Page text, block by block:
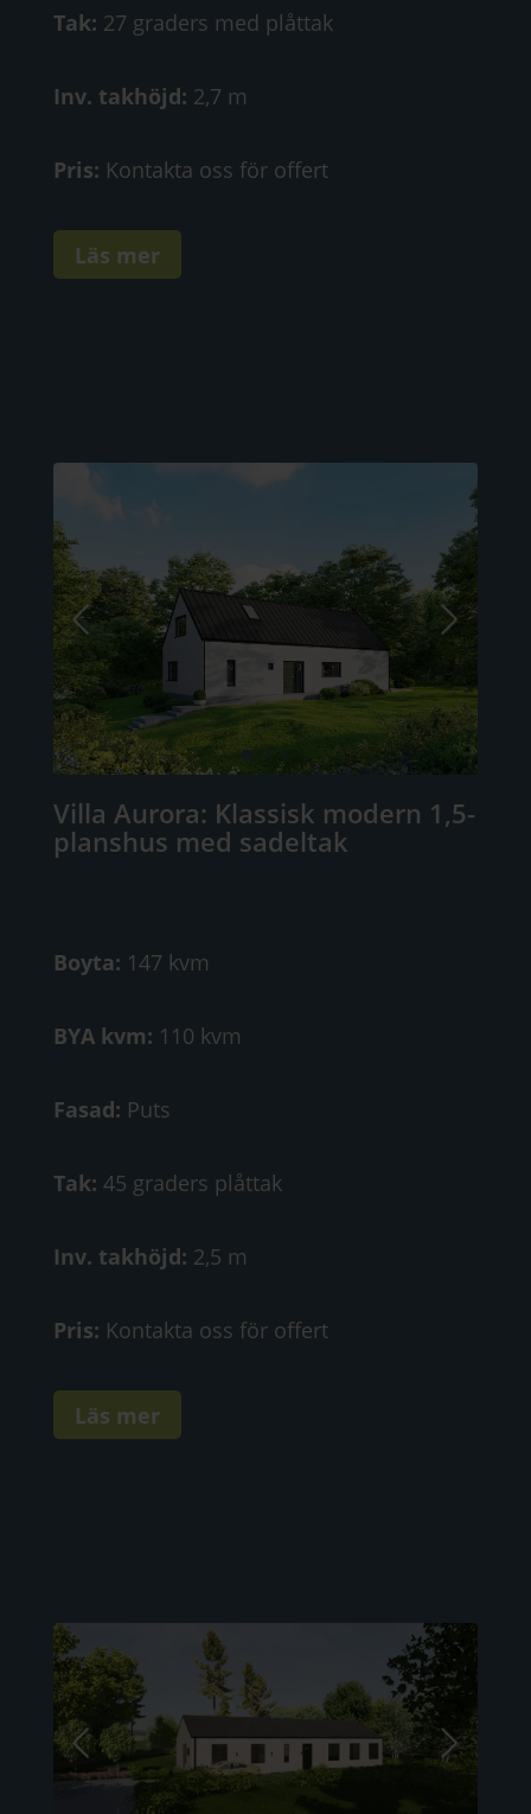
Tak: 27 graders med plåttak
Inv. takhöjd: 2,7 m
Pris: Kontakta oss för offert
Läs mer
Villa Aurora: Klassisk modern 1,5-
planshus med sadeltak
Boyta: 147 kvm
BYA kvm: 110 kvm
Fasad: Puts
Tak: 45 graders plåttak
Inv. takhöjd: 2,5 m
Pris: Kontakta oss för offert
Läs mer